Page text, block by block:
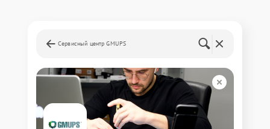
Сервисный центр GMUPS